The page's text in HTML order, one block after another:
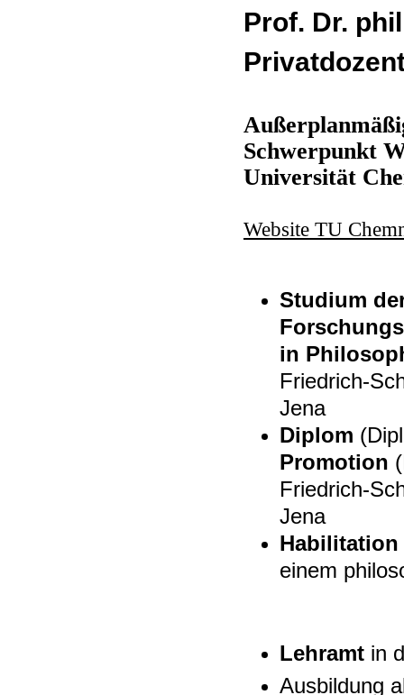
Prof. Dr.
Schwerpunkt
Universität
Website TU
Studium
in
Friedrich-
Jena
Diplom
Promotion
Friedrich-
Jena
Habilitation
einem
Lehramt in
Ausbildung